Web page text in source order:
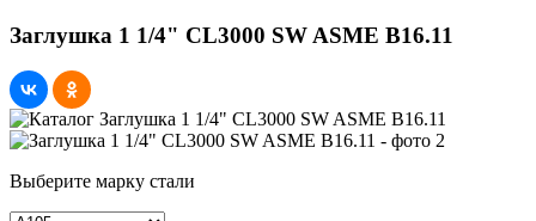
Заглушка 1 1/4" CL3000 SW ASME B16.11
Выберите марку стали